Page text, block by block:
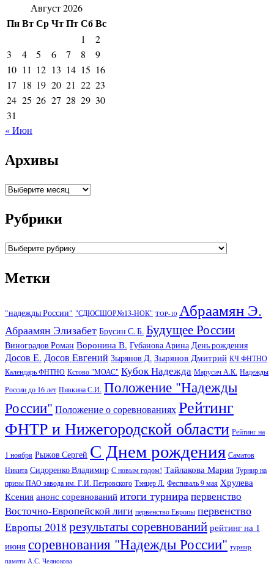
Август 2026
ПнВтСрЧтПтСбВс
1
2
3
4 5 6 7 8
9
10 11 12 13 14 15 16
17 18 19 20 21 22 23
24 25 26 27 28 29 30
31
« Июн
Архивы
Архивы
Рубрики
Рубрики
Метки
"надежды России" "СДЮСШОР№13-НОК" TOP-10 Абраамян Э.
Абраамян Элизабет Брусин С. Б. Будущее России
Виноградов Роман Воронина В. Губанова Арина День рождения
Досов Е. Досов Евгений Зырянов Д. Зырянов Дмитрий КЧ ФНТНО
Календарь ФНТНО Кстово "МОАС" Кубок Надежда Марусич А.К. Надежды
России до 16 лет Пивкина С.И. Положение "Надежды
России" Положение о соревнованияхРейтинг
ФНТР и Нижегородской области Рейтинг на
1 ноября Рыжов Сергей С Днем рождения Саматов
Никита Сидоренко Владимир С новым годом! Тайлакова Мария Турнир на
призы ПАО завода им. Г.И. Петровского Тэнцер Л. Фестиваль 9 мая Хрулева
Ксения анонс соревнований итоги турнирапервенство
Восточно-Европейской лиги первенство Европы первенство
Европы 2018 результаты соревнований рейтинг на 1
июня соревнования "Надежды России" турнир
памяти А.С. Челнокова